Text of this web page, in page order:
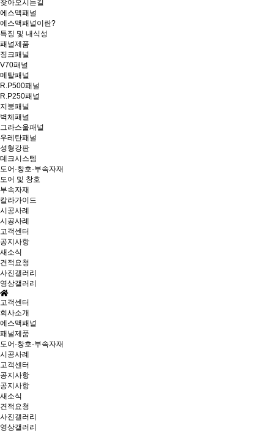
찾아오시는길
에스맥패널
에스맥패널이란?
특징 및 내식성
패널제품
징크패널
V70패널
메탈패널
R.P500패널
R.P250패널
지붕패널
벽체패널
그라스울패널
우레탄패널
성형강판
데크시스템
도어·창호·부속자재
도어 및 창호
부속자재
칼라가이드
시공사례
시공사례
고객센터
공지사항
새소식
견적요청
사진갤러리
영상갤러리
고객센터
회사소개
에스맥패널
패널제품
도어·창호·부속자재
시공사례
고객센터
공지사항
공지사항
새소식
견적요청
사진갤러리
영상갤러리